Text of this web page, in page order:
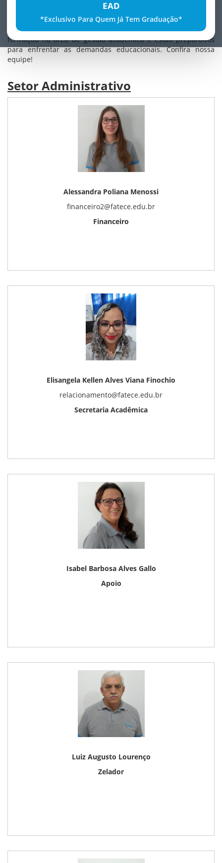
EAD
*Exclusivo Para Quem Já Tem Graduação*
seu corpo docente de acordo com a demanda por
profissionais aderentes às disciplinas das grades curriculares
de cada Curso. Nosso corpo administrativo possui vasta
formação na área de gestão acadêmica e estão preparados
para enfrentar as demandas educacionais. Confira nossa
equipe!
Setor Administrativo
Alessandra Poliana Menossi
financeiro2@fatece.edu.br
Financeiro
Elisangela Kellen Alves Viana Finochio
relacionamento@fatece.edu.br
Secretaria Acadêmica
Isabel Barbosa Alves Gallo
Apoio
Luiz Augusto Lourenço
Zelador